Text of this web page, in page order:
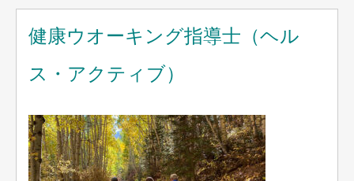
健康ウオーキング指導士（ヘル
ス・アクティブ）